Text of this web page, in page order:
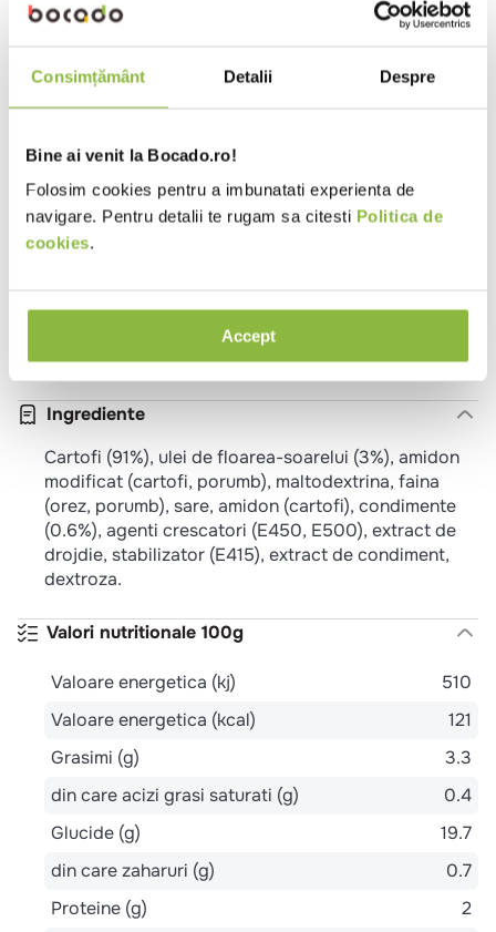
Consimțământ Detalii Despre
Bine ai venit la Bocado.ro!
Folosim cookies pentru a imbunatati experienta de
navigare. Pentru detalii te rugam sa citesti Politica de
cookies.
Accept
Potrivit pentru
Pranz Cina
Metode de preparare
Cuptor
Preincalziti cuptorul la 230°C. Asezati cartofii
congelati intr-o tava de cuptor tapetata cu hartie de
copt si apoi intoduceti-o in cuptorul preincalzit, pe
intorcandu-i o data la jumatatea timpului de
preparare. Timpul de coacere poate varia in functie
de tipul si performanta cuptorului.
Ingrediente
Cartofi (91%), ulei de floarea-soarelui (3%), amidon
modificat (cartofi, porumb), maltodextrina, faina
(orez, porumb), sare, amidon (cartofi), condimente
(0.6%), agenti crescatori (E450, E500), extract de
drojdie, stabilizator (E415), extract de condiment,
dextroza.
Valori nutritionale 100g
Valoare energetica (kj)
510
Valoare energetica (kcal)
121
Grasimi (g)
3.3
din care acizi grasi saturati (g)
0.4
Glucide (g)
19.7
din care zaharuri (g)
0.7
Proteine (g)
2